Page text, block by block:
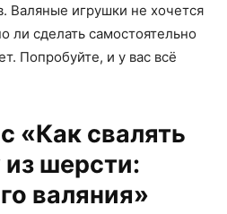
Валяные игрушки не хочется
ли сделать самостоятельно
Попробуйте, и у вас всё
«Как свалять
из шерсти:
валяния»